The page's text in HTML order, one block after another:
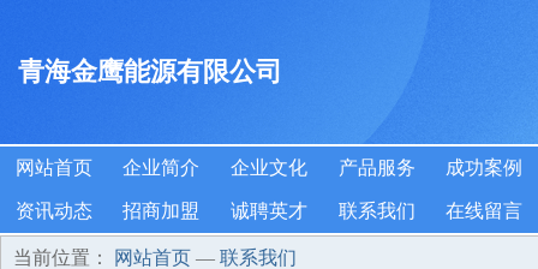
青海金鹰能源有限公司
网站首页 企业简介 企业文化 产品服务 成功案例
资讯动态 招商加盟 诚聘英才 联系我们 在线留言
当前位置： 网站首页 — 联系我们